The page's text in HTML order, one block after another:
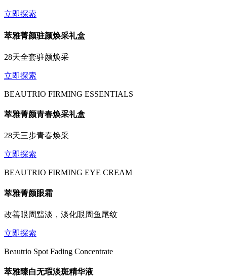
立即探索
萃雅菁颜驻颜焕采礼盒
28天全套驻颜焕采
立即探索
BEAUTRIO FIRMING ESSENTIALS
萃雅菁颜青春焕采礼盒
28天三步青春焕采
立即探索
BEAUTRIO FIRMING EYE CREAM
萃雅菁颜眼霜
改善眼周黯淡，淡化眼周鱼尾纹
立即探索
Beautrio Spot Fading Concentrate
萃雅臻白无瑕淡斑精华液